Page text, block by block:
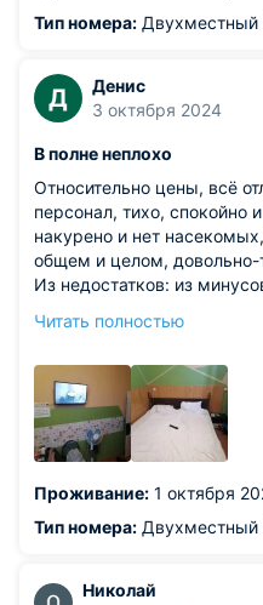
Тип номера: Двухместный
Д
Денис
3 октября 2024
В полне неплохо
Относительно цены, всё
персонал, тихо, спокойно
накурено и нет
общем и целом, довольно-
Из недостатков: из
сам душ, не очень хорошо
Читать полностью
Проживание: 1 октября
Тип номера: Двухместный
Николай